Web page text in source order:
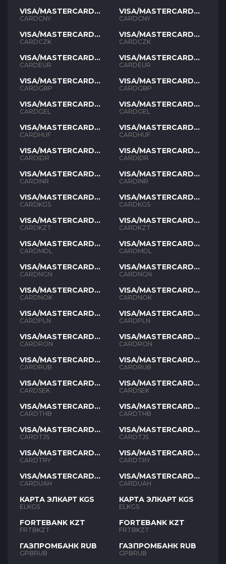
VISA/MASTERCARD
CNY
CARDCNY
VISA/MASTERCARD
CZK
CARDCZK
VISA/MASTERCARD
EUR
CARDEUR
VISA/MASTERCARD
GBP
CARDGBP
VISA/MASTERCARD
GEL
CARDGEL
VISA/MASTERCARD
HUF
CARDHUF
VISA/MASTERCARD
IDR
CARDIDR
VISA/MASTERCARD
INR
CARDINR
VISA/MASTERCARD
KGS
CARDKGS
VISA/MASTERCARD
KZT
CARDKZT
VISA/MASTERCARD
MDL
CARDMDL
VISA/MASTERCARD
NGN
CARDNGN
VISA/MASTERCARD
NOK
CARDNOK
VISA/MASTERCARD
PLN
CARDPLN
VISA/MASTERCARD
RON
CARDRON
VISA/MASTERCARD
RUB
CARDRUB
VISA/MASTERCARD
SEK
CARDSEK
VISA/MASTERCARD
THB
CARDTHB
VISA/MASTERCARD
TJS
CARDTJS
VISA/MASTERCARD
TYR
CARDTRY
VISA/MASTERCARD
UAH
CARDUAH
КАРТА ЭЛКАРТ KGS
ELKGS
FORTEBANK KZT
FRTBKZT
ГАЗПРОМБАНК RUB
GPBRUB
VISA/MASTERCARD
CNY
CARDCNY
VISA/MASTERCARD
CZK
CARDCZK
VISA/MASTERCARD
EUR
CARDEUR
VISA/MASTERCARD
GBP
CARDGBP
VISA/MASTERCARD
GEL
CARDGEL
VISA/MASTERCARD
HUF
CARDHUF
VISA/MASTERCARD
IDR
CARDIDR
VISA/MASTERCARD
INR
CARDINR
VISA/MASTERCARD
KGS
CARDKGS
VISA/MASTERCARD
KZT
CARDKZT
VISA/MASTERCARD
MDL
CARDMDL
VISA/MASTERCARD
NGN
CARDNGN
VISA/MASTERCARD
NOK
CARDNOK
VISA/MASTERCARD
PLN
CARDPLN
VISA/MASTERCARD
RON
CARDRON
VISA/MASTERCARD
RUB
CARDRUB
VISA/MASTERCARD
SEK
CARDSEK
VISA/MASTERCARD
THB
CARDTHB
VISA/MASTERCARD
TJS
CARDTJS
VISA/MASTERCARD
TYR
CARDTRY
VISA/MASTERCARD
UAH
CARDUAH
КАРТА ЭЛКАРТ KGS
ELKGS
FORTEBANK KZT
FRTBKZT
ГАЗПРОМБАНК RUB
GPBRUB